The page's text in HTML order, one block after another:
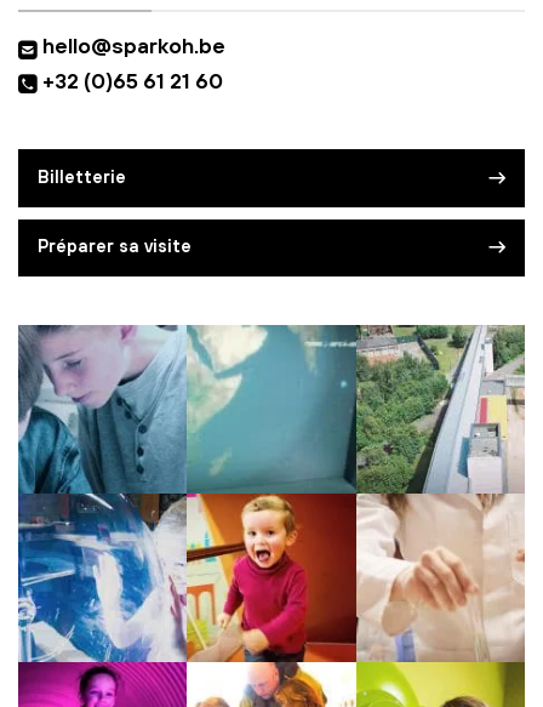
hello@sparkoh.be
+32 (0)65 61 21 60
Billetterie
Préparer sa visite